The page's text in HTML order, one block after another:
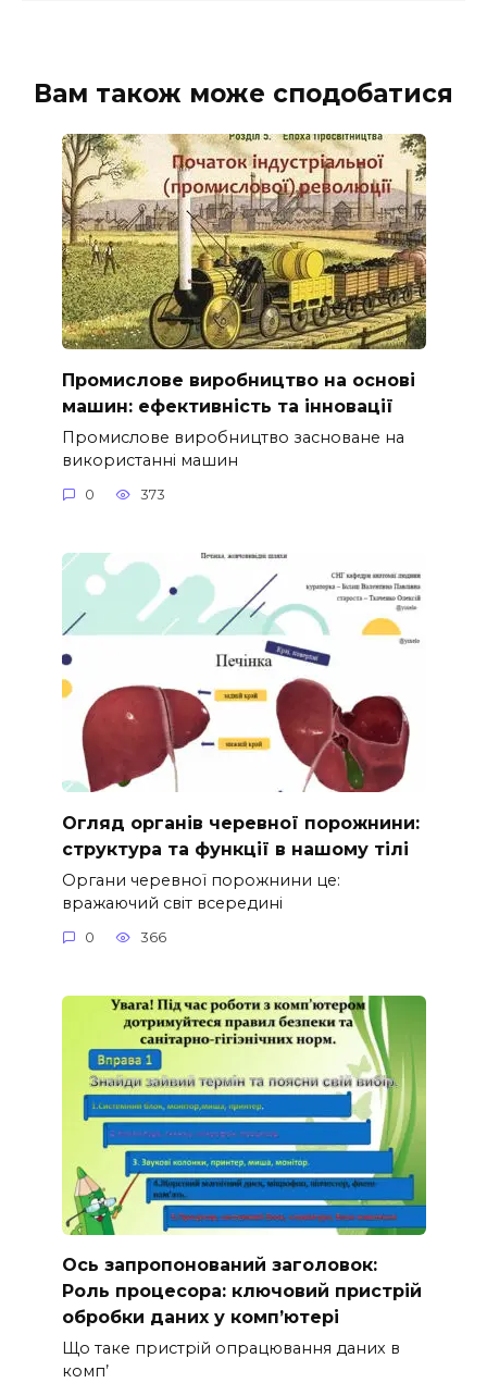
Вам також може сподобатися
Промислове виробництво на основі
машин: ефективність та інновації
Промислове виробництво засноване на
використанні машин
0 373
Огляд органів черевної порожнини:
структура та функції в нашому тілі
Органи черевної порожнини це:
вражаючий світ всередині
0 366
Ось запропонований заголовок:
Роль процесора: ключовий пристрій
обробки даних у комп’ютері
Що таке пристрій опрацювання даних в
комп’